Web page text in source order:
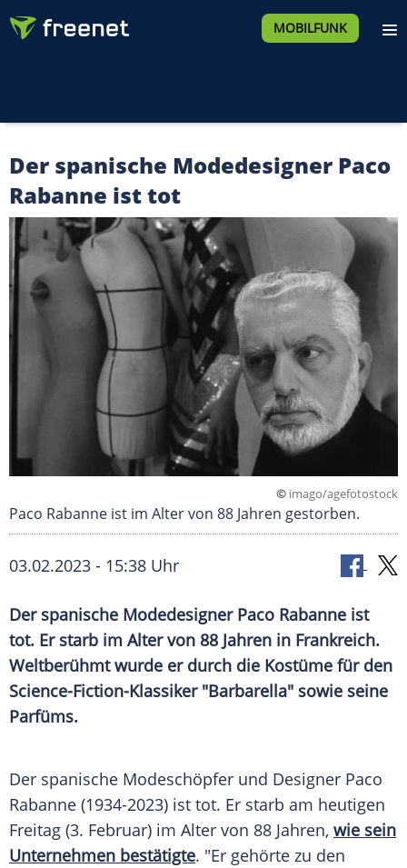
MOBILFUNK
Der spanische Modedesigner Paco
Rabanne ist tot
© imago/agefotostock
Paco Rabanne ist im Alter von 88 Jahren gestorben.
03.02.2023 - 15:38 Uhr
Der spanische Modedesigner Paco Rabanne ist
tot. Er starb im Alter von 88 Jahren in Frankreich.
Weltberühmt wurde er durch die Kostüme für den
Science-Fiction-Klassiker "Barbarella" sowie seine
Parfüms.
Der spanische Modeschöpfer und Designer Paco
Rabanne (1934-2023) ist tot. Er starb am heutigen
Freitag (3. Februar) im Alter von 88 Jahren, wie sein
Unternehmen bestätigte. "Er gehörte zu den